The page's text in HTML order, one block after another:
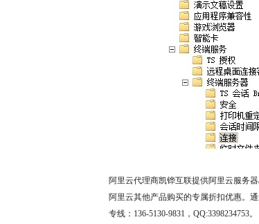
阿里云代理商凯铧互联提供阿里云服务
阿里云其他产品购买的专属折扣优惠。
专线：136-5130-9831，QQ:3398234753。